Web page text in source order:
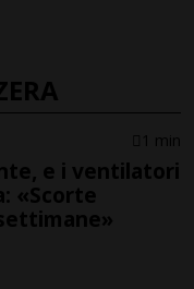
1 min
e i ventilatori
«Scorte